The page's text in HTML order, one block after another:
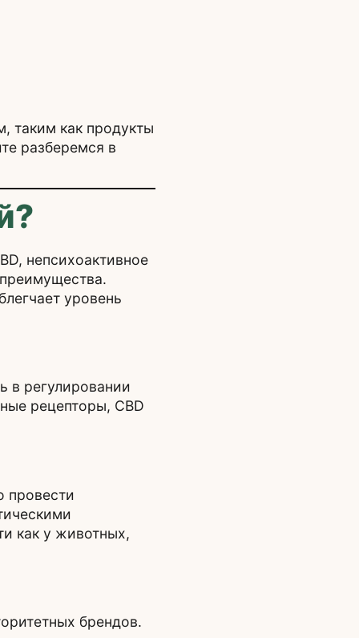
таким как продукты
разберемся в
непсихоактивное
уровень
в регулировании
рецепторы, CBD
провести
как у животных,
брендов.